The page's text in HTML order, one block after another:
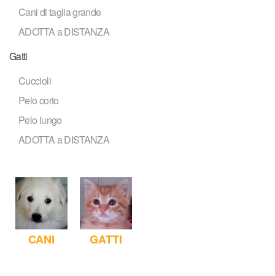
Cani di taglia grande
ADOTTA a DISTANZA
Gatti
Cuccioli
Pelo corto
Pelo lungo
ADOTTA a DISTANZA
CANI GATTI